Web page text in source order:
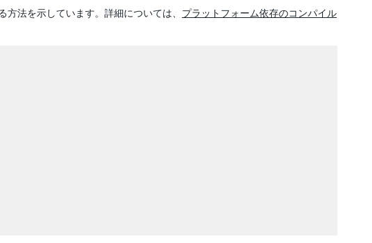
方法を示しています。詳細については、 プラットフォーム依存のコンパイル